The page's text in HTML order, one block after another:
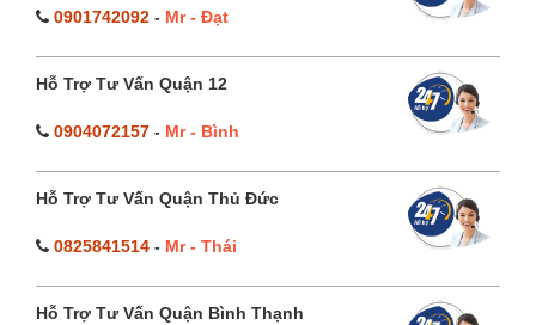
0901742092 - Mr - Đạt
Hỗ Trợ Tư Vấn Quận 12
0904072157 - Mr - Bình
Hỗ Trợ Tư Vấn Quận Thủ Đức
0825841514 - Mr - Thái
Hỗ Trợ Tư Vấn Quận Bình Thạnh